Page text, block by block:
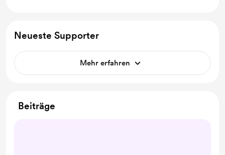
Neueste Supporter
Mehr erfahren
Beiträge